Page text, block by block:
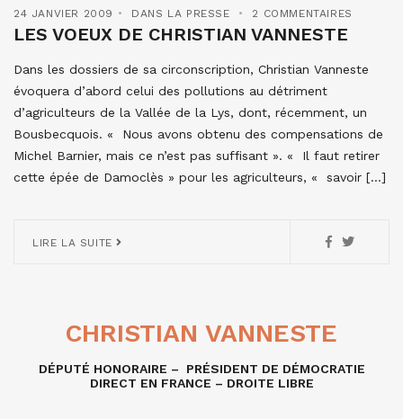
24 JANVIER 2009 DANS LA PRESSE 2 COMMENTAIRES
LES VOEUX DE CHRISTIAN VANNESTE
Dans les dossiers de sa circonscription, Christian Vanneste
évoquera d’abord celui des pollutions au détriment
d’agriculteurs de la Vallée de la Lys, dont, récemment, un
Bousbecquois. « Nous avons obtenu des compensations de
Michel Barnier, mais ce n’est pas suffisant ». « Il faut retirer
cette épée de Damoclès » pour les agriculteurs, « savoir […]
LIRE LA SUITE
CHRISTIAN VANNESTE
DÉPUTÉ HONORAIRE – PRÉSIDENT DE DÉMOCRATIE
DIRECT EN FRANCE – DROITE LIBRE